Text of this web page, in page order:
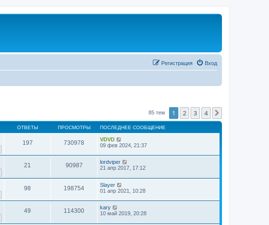
Вход
Регистрация
85 тем 1 2 3 4
ОТВЕТЫ ПРОСМОТРЫ ПОСЛЕДНЕЕ СООБЩЕНИЕ
197 730978
VDVD
09 фев 2024, 21:37
21 90987
lordviper
21 апр 2017, 17:12
98 198754
Slayer
01 апр 2021, 10:28
49 114300
kary
10 май 2019, 20:28